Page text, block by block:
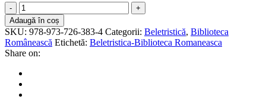
Slujba
din
hol
quantity
Adaugă în coș
SKU: 978-973-726-383-4 Categorii: Beletristică, Biblioteca
Românească Etichetă: Beletristica-Biblioteca Romaneasca
Share on: